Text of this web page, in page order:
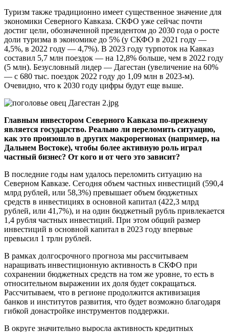
Туризм также традиционно имеет существенное значение для
экономики Северного Кавказа. СКФО уже сейчас почти
достиг цели, обозначенной президентом до 2030 года о росте
доли туризма в экономике до 5% (у СКФО в 2021 году —
4,5%, в 2022 году — 4,7%). В 2023 году турпоток на Кавказ
составил 5,7 млн поездок — на 12,8% больше, чем в 2022 году
(5 млн). Безусловный лидер — Дагестан (увеличение на 60%
— с 680 тыс. поездок 2022 году до 1,09 млн в 2023-м).
Очевидно, что к 2030 году цифры будут еще выше.
Главным инвестором Северного Кавказа по-прежнему
является государство. Реально ли переломить ситуацию,
как это произошло в других макрорегионах (например, на
Дальнем Востоке), чтобы более активную роль играл
частный бизнес? От кого и от чего это зависит?
В последние годы нам удалось переломить ситуацию на
Северном Кавказе. Сегодня объем частных инвестиций (590,4
млрд рублей, или 58,3%) превышает объем бюджетных
средств в инвестициях в основной капитал (422,3 млрд
рублей, или 41,7%), и на один бюджетный рубль привлекается
1,4 рубля частных инвестиций. При этом общий размер
инвестиций в основной капитал в 2023 году впервые
превысил 1 трлн рублей.
В рамках долгосрочного прогноза мы рассчитываем
наращивать инвестиционную активность в СКФО при
сохранении бюджетных средств на том же уровне, то есть в
относительном выражении их доля будет сокращаться.
Рассчитываем, что в регионе продолжится активизация
банков и институтов развития, что будет возможно благодаря
гибкой донастройке инструментов поддержки.
В округе значительно выросла активность кредитных